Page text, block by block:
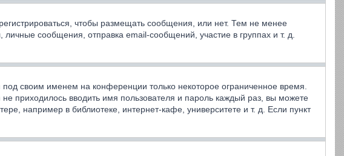
чтобы размещать сообщения, или нет. Тем не менее
сообщения, отправка email-сообщений, участие в группах и т. д.
под своим именем на конференции только некоторое ограниченное время.
приходилось вводить имя пользователя и пароль каждый раз, вы можете
например в библиотеке, интернет-кафе, университете и т. д. Если пункт